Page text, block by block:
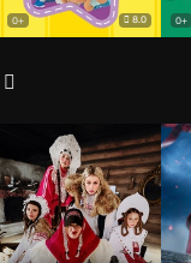
0+ 8.0 0+